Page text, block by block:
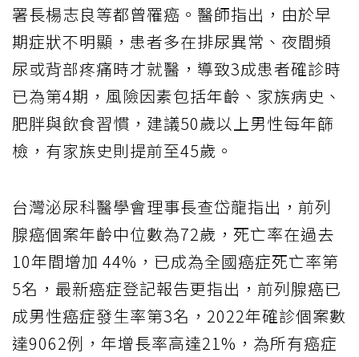
署長楊志良等都曾罹癌。醫師指出，由於早
期症狀不明顯，患者多在排尿異常、夜間頻
尿或背部疼痛時才就醫，導致3成患者確診時
已為第4期，風險因素包括年齡、家族病史、
肥胖與飲食習慣，建議50歲以上男性每年篩
檢，有家族史則提前至45歲。
台灣泌尿科醫學會理事長查岱龍指出，前列
腺癌個案年齡中位數為72歲，死亡率在過去
10年間增加 44%，已成為全國癌症死亡率第
5名，最新癌症登記報告更指出，前列腺癌已
成男性癌症發生率第3名，2022年確診個案數
達9062例，年增長率高達21%，為所有癌症